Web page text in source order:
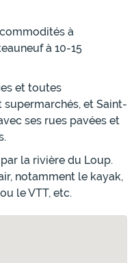
à
à 10-15
et toutes
et Saint-
ses rues pavées et
la rivière du Loup.
notamment le kayak,
le VTT, etc.